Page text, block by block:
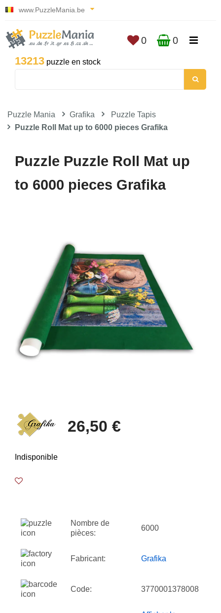
www.PuzzleMania.be
13213 puzzle en stock
0 0
Puzzle Mania Grafika
Puzzle Tapis
Puzzle Roll Mat up to 6000 pieces Grafika
Puzzle Puzzle Roll Mat up
to 6000 pieces Grafika
26,50 €
Indisponible
Nombre de
pièces:
6000
Fabricant: Grafika
Code: 3770001378008